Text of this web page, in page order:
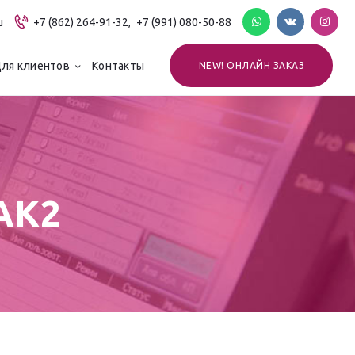
+7 (862) 264-91-32, +7 (991) 080-50-88
клиентов Контакты NEW! ОНЛАЙН ЗАКАЗ